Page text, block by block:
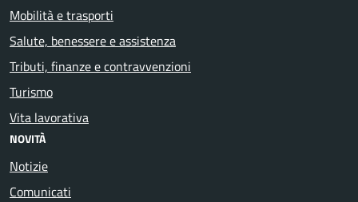
Mobilità e trasporti
Salute, benessere e assistenza
Tributi, finanze e contravvenzioni
Turismo
Vita lavorativa
NOVITÀ
Notizie
Comunicati